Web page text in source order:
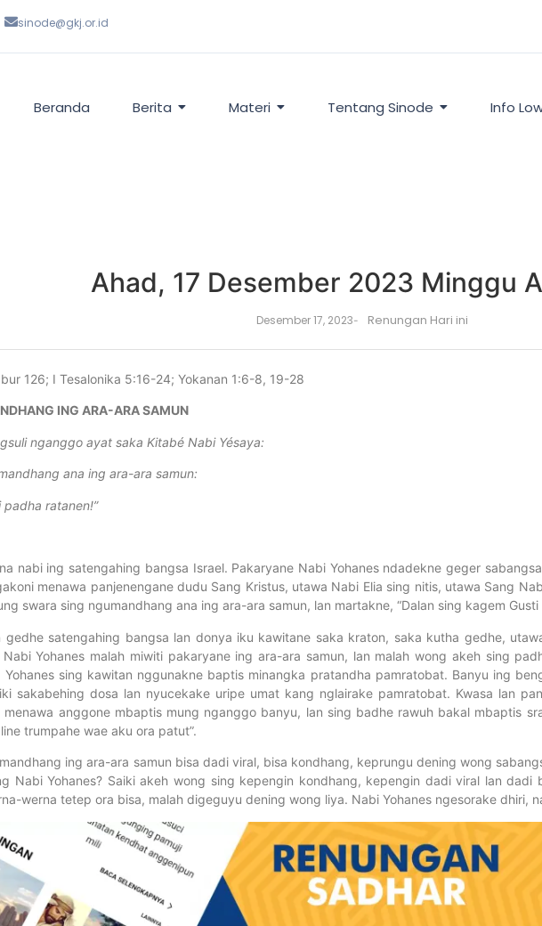
sinode@gkj.or.id
Beranda Berita Materi Tentang Sinode Info
Ahad, 17 Desember 2023 Minggu
Desember 17, 2023- Renungan Hari ini
126; I Tesalonika 5:16-24; Yokanan 1:6-8, 19-28
ING ARA-ARA SAMUN
nganggo ayat saka Kitabé Nabi Yésaya:
ana ing ara-ara samun:
padha ratanen!”
nabi ing satengahing bangsa Israel. Pakaryane Nabi Yohanes ndadekne geger
menawa panjenengane dudu Sang Kristus, utawa Nabi Elia sing nitis, utawa Sang
swara sing ngumandhang ana ing ara-ara samun, lan martakne, “Dalan sing kagem Gusti
gedhe satengahing bangsa lan donya iku kawitane saka kraton, saka kutha gedhe,
Yohanes malah miwiti pakaryane ing ara-ara samun, lan malah wong akeh sing
sing kawitan nggunakne baptis minangka pratandha pamratobat. Banyu ing
sakabehing dosa lan nyucekake uripe umat kang nglairake pamratobat. Kwasa lan
menawa anggone mbaptis mung nganggo banyu, lan sing badhe rawuh bakal mbaptis
trumpahe wae aku ora patut”.
ing ara-ara samun bisa dadi viral, bisa kondhang, keprungu dening wong
Nabi Yohanes? Saiki akeh wong sing kepengin kondhang, kepengin dadi viral lan
werna tetep ora bisa, malah digeguyu dening wong liya. Nabi Yohanes ngesorake dhiri,